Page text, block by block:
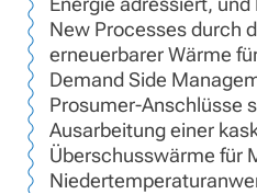
New Processes durch
erneuerbarer Wärme
Demand Side
Prosumer-Anschlüsse
Ausarbeitung einer
Überschusswärme für